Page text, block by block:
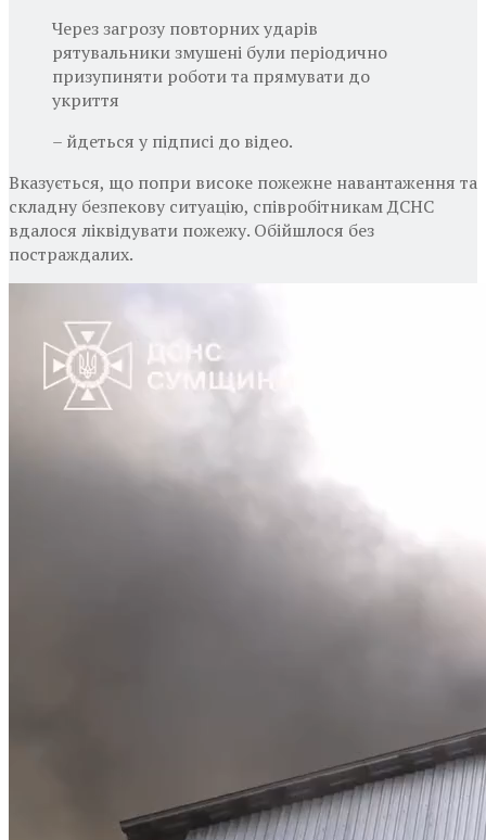
Через загрозу повторних ударів
рятувальники змушені були періодично
призупиняти роботи та прямувати до
укриття
– йдеться у підписі до відео.
Вказується, що попри високе пожежне навантаження та
складну безпекову ситуацію, співробітникам ДСНС
вдалося ліквідувати пожежу. Обійшлося без
постраждалих.